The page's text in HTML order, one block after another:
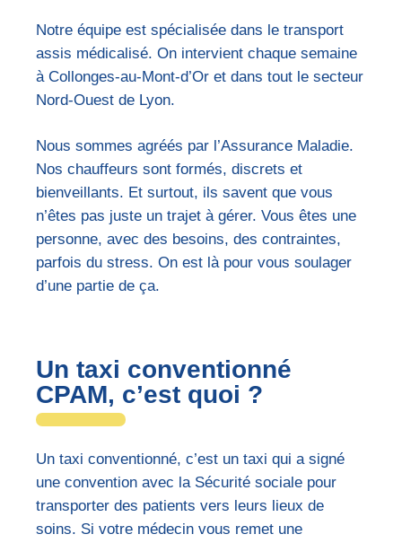
Notre équipe est spécialisée dans le transport
assis médicalisé. On intervient chaque semaine
à Collonges-au-Mont-d’Or et dans tout le secteur
Nord-Ouest de Lyon.
Nous sommes agréés par l’Assurance Maladie.
Nos chauffeurs sont formés, discrets et
bienveillants. Et surtout, ils savent que vous
n’êtes pas juste un trajet à gérer. Vous êtes une
personne, avec des besoins, des contraintes,
parfois du stress. On est là pour vous soulager
d’une partie de ça.
Un taxi conventionné
CPAM, c’est quoi ?
Un taxi conventionné, c’est un taxi qui a signé
une convention avec la Sécurité sociale pour
transporter des patients vers leurs lieux de
soins. Si votre médecin vous remet une